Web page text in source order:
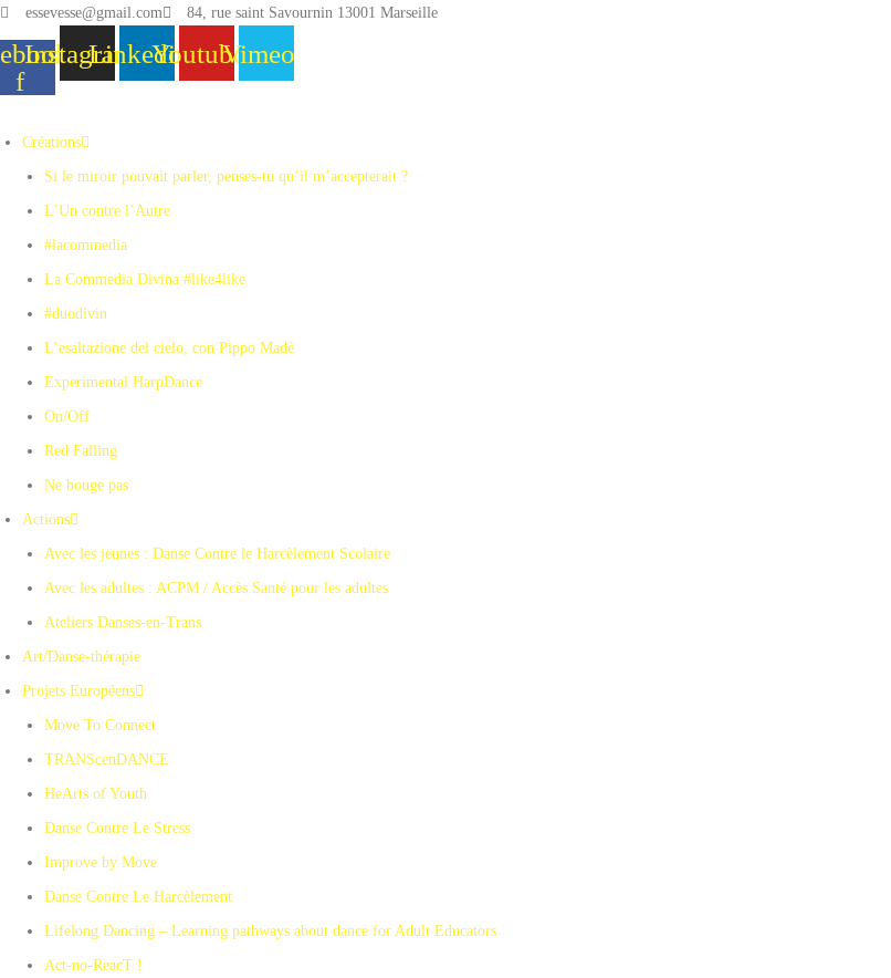
essevesse@gmail.com 84, rue saint Savournin 13001 Marseille
f
InstagramLinkedinYoutubeVimeo
Créations
Si le miroir pouvait parler, penses-tu qu’il m’accepterait ?
L’Un contre l’Autre
#lacommedia
La Commedia Divina #like4like
#duodivin
L’esaltazione del cielo, con Pippo Madè
Experimental HarpDance
On/Off
Red Falling
Ne bouge pas
Actions
Avec les jeunes : Danse Contre le Harcèlement Scolaire
Avec les adultes : ACPM / Accès Santé pour les adultes
Ateliers Danses-en-Trans
Art/Danse-thérapie
Projets Européens
Move To Connect
TRANScenDANCE
HeArts of Youth
Danse Contre Le Stress
Improve by Move
Danse Contre Le Harcèlement
Lifelong Dancing – Learning pathways about dance for Adult Educators
Act-no-ReacT !